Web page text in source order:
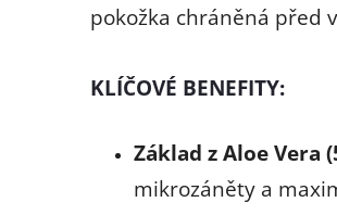
pokožka chráněná před
KLÍČOVÉ BENEFITY:
Základ z Aloe Vera
mikrozáněty a